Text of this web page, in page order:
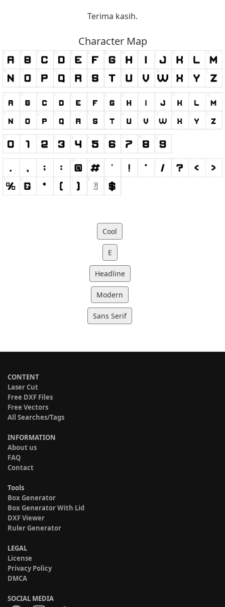
Terima kasih.
Character Map
Cool
E
Headline
Modern
Sans Serif
CONTENT
Laser Cut
Free DXF Files
Free Vectors
All Searches/Tags
INFORMATION
About us
FAQ
Contact
Tools
Box Generator
Box Generator With Lid
DXF Viewer
Ruler Generator
LEGAL
License
Privacy Policy
DMCA
SOCIAL MEDIA